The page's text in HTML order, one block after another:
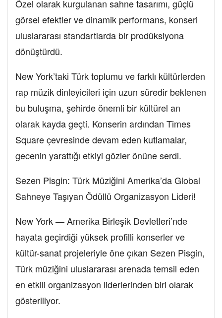
Özel olarak kurgulanan sahne tasarımı, güçlü
görsel efektler ve dinamik performans, konseri
uluslararası standartlarda bir prodüksiyona
dönüştürdü.
New York’taki Türk toplumu ve farklı kültürlerden
rap müzik dinleyicileri için uzun süredir beklenen
bu buluşma, şehirde önemli bir kültürel an
olarak kayda geçti. Konserin ardından Times
Square çevresinde devam eden kutlamalar,
gecenin yarattığı etkiyi gözler önüne serdi.
Sezen Pisgin: Türk Müziğini Amerika’da Global
Sahneye Taşıyan Ödüllü Organizasyon Lideri!
New York — Amerika Birleşik Devletleri’nde
hayata geçirdiği yüksek profilli konserler ve
kültür-sanat projeleriyle öne çıkan Sezen Pisgin,
Türk müziğini uluslararası arenada temsil eden
en etkili organizasyon liderlerinden biri olarak
gösteriliyor.